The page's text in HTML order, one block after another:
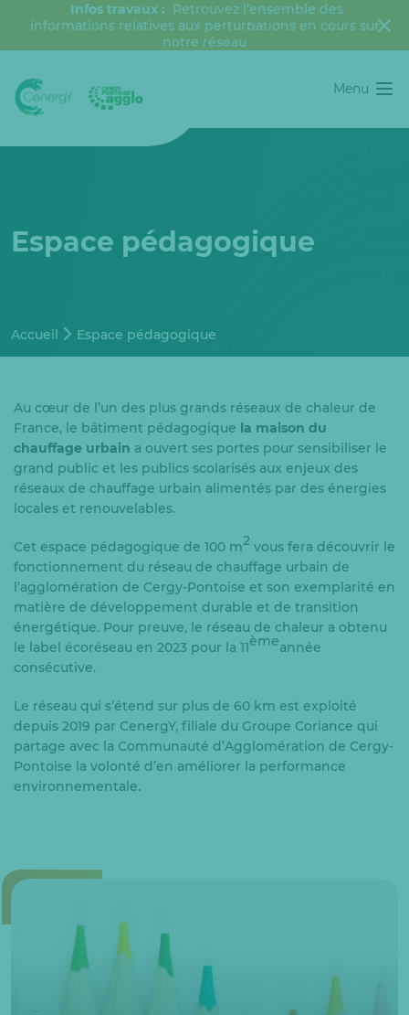
Infos travaux : Retrouvez l’ensemble des
informations relatives aux perturbations en cours sur
notre réseau
Menu
Espace pédagogique
Accueil Espace pédagogique
Au cœur de l’un des plus grands réseaux de chaleur de
France, le bâtiment pédagogique la maison du
chauffage urbain a ouvert ses portes pour sensibiliser le
grand public et les publics scolarisés aux enjeux des
réseaux de chauffage urbain alimentés par des énergies
locales et renouvelables.
Cet espace pédagogique de 100 m2 vous fera découvrir le
fonctionnement du réseau de chauffage urbain de
l’agglomération de Cergy-Pontoise et son exemplarité en
matière de développement durable et de transition
énergétique. Pour preuve, le réseau de chaleur a obtenu
le label écoréseau en 2023 pour la 11èmeannée
consécutive.
Le réseau qui s’étend sur plus de 60 km est exploité
depuis 2019 par CenergY, filiale du Groupe Coriance qui
partage avec la Communauté d’Agglomération de Cergy-
Pontoise la volonté d’en améliorer la performance
environnementale.